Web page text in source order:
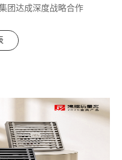
团达成深度战略合作